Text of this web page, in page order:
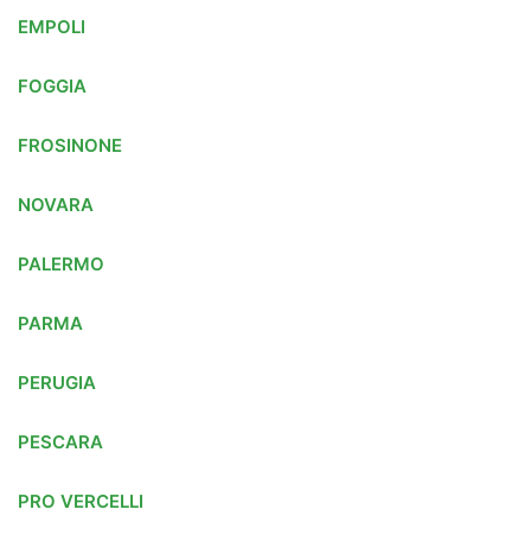
EMPOLI
FOGGIA
FROSINONE
NOVARA
PALERMO
PARMA
PERUGIA
PESCARA
PRO VERCELLI